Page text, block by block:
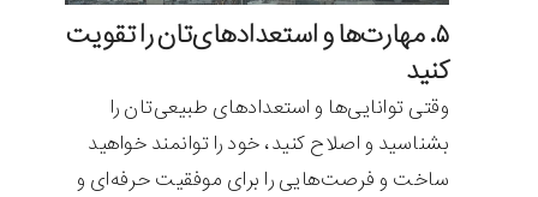
۵. مهارت‌ها و استعدادهای‌تان را تقویت
کنید
وقتی توانایی‌ها و استعدادهای طبیعی‌تان را
بشناسید و اصلاح کنید، خود را توانمند خواهید
ساخت و فرصت‌هایی را برای موفقیت حرفه‌ای و